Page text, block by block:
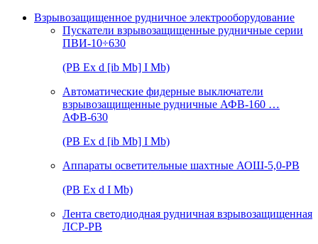
Взрывозащищенное рудничное электрооборудование
Пускатели взрывозащищенные рудничные серии
ПВИ-10÷630
(РВ Ex d [ib Mb] I Mb)
Автоматические фидерные выключатели
взрывозащищенные рудничные АФВ-160 …
АФВ-630
(РВ Ex d [ib Mb] I Mb)
Аппараты осветительные шахтные АОШ-5,0-РВ
(РВ Ex d I Mb)
Лента светодиодная рудничная взрывозащищенная
ЛСР-РВ